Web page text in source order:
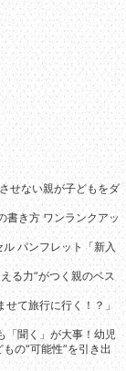
せない親が子どもをダ
書き方 ワンランクアッ
パンフレット「新入
る力”がつく親のベス
せて旅行に行く！？」
「聞く」が大事！幼児
の“可能性”を引き出